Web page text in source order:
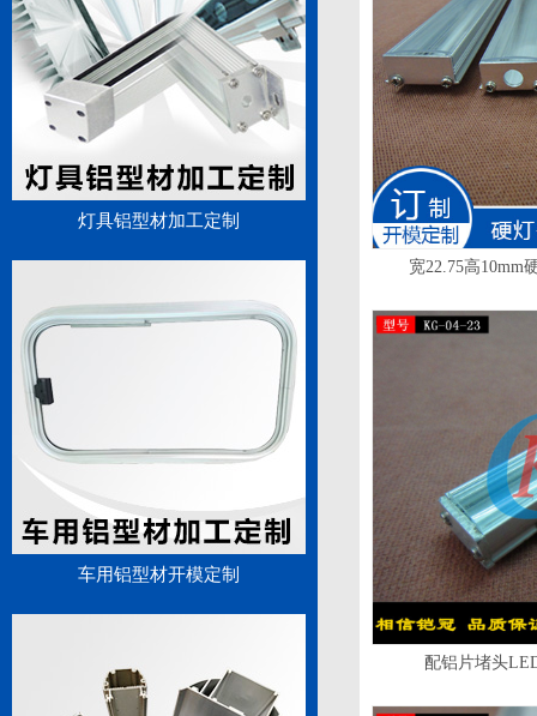
灯具铝型材加工定制
车用铝型材开模定制
宽22.75高10mm
配铝片堵头